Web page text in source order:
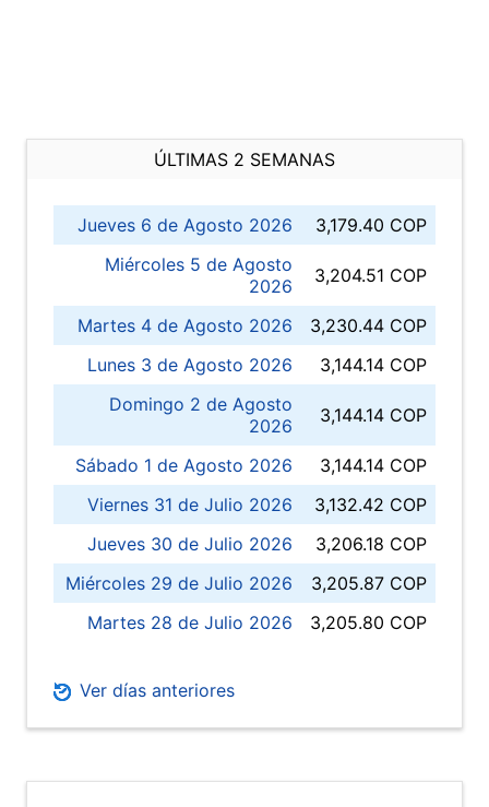
ÚLTIMAS 2 SEMANAS
Jueves 6 de Agosto 2026
3,179.40 COP
Miércoles 5 de Agosto
2026
3,204.51 COP
Martes 4 de Agosto 2026
3,230.44 COP
Lunes 3 de Agosto 2026
3,144.14 COP
Domingo 2 de Agosto
2026
3,144.14 COP
Sábado 1 de Agosto 2026
3,144.14 COP
Viernes 31 de Julio 2026
3,132.42 COP
Jueves 30 de Julio 2026
3,206.18 COP
Miércoles 29 de Julio 2026
3,205.87 COP
Martes 28 de Julio 2026
3,205.80 COP
Ver días anteriores